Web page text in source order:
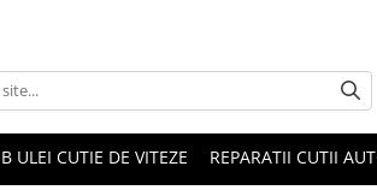
ULEI CUTIE DE VITEZE REPARATII CUTII